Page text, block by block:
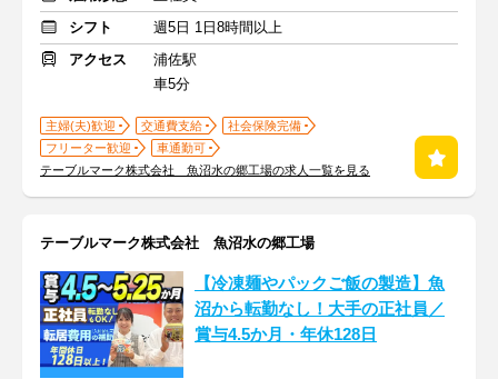
シフト
週5日 1日8時間以上
アクセス
浦佐駅
車5分
主婦(夫)歓迎 交通費支給
社会保険完備
フリーター歓迎
車通勤可
テーブルマーク株式会社 魚沼水の郷工場の求人一覧を見る
テーブルマーク株式会社 魚沼水の郷工場
【冷凍麺やパックご飯の製造】魚
沼から転勤なし！大手の正社員／
賞与4.5か月・年休128日